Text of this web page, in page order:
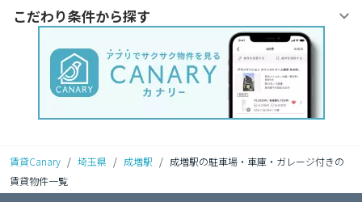
こだわり条件から探す
賃貸Canary / 埼玉県 / 成増駅 / 成増駅の駐車場・車庫・ガレージ付きの
賃貸物件一覧